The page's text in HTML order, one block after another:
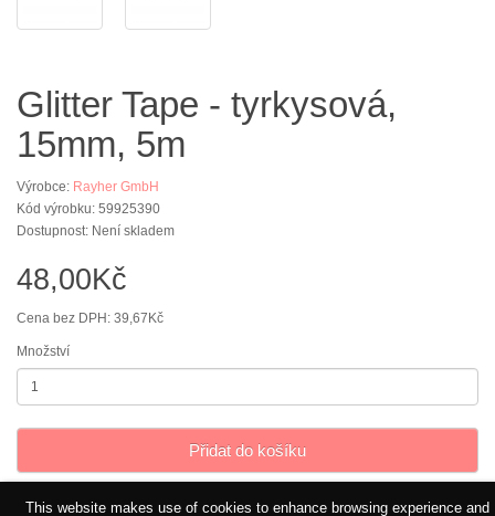
Glitter Tape - tyrkysová,
15mm, 5m
Výrobce: Rayher GmbH
Kód výrobku: 59925390
Dostupnost: Není skladem
48,00Kč
Cena bez DPH: 39,67Kč
Množství
Přidat do košíku
This website makes use of cookies to enhance browsing experience and